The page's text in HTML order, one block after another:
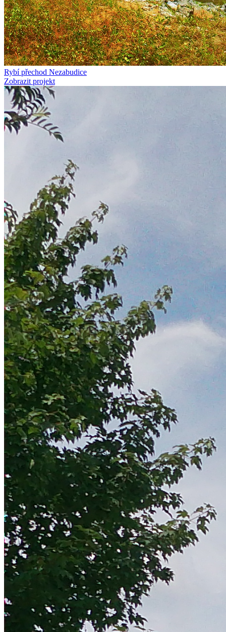
Rybí přechod Nezabudice
Zobrazit projekt